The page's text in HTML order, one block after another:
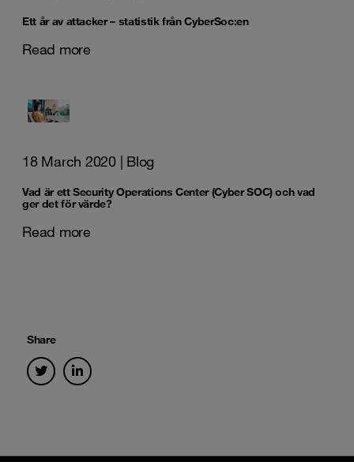
Share
Ett år av attacker – statistik från CyberSoc:en
Read more
18 March 2020| Blog
Vad är ett Security Operations Center (Cyber SOC) och vad
ger det för värde?
Read more